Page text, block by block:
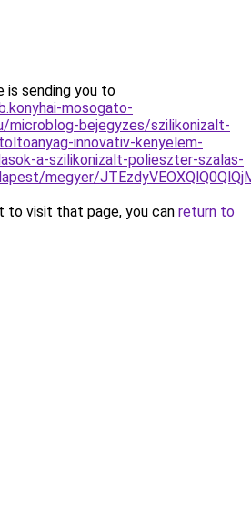
is sending you to
mosogato-
microblog-bejegyzes/szilikonizalt-
innovativ-kenyelem-
a-szilikonizalt-polieszter-szalas-
megyer/
to visit that page, you can return to